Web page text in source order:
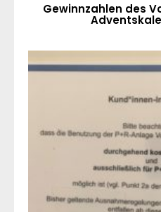
Gewinnzahlen des